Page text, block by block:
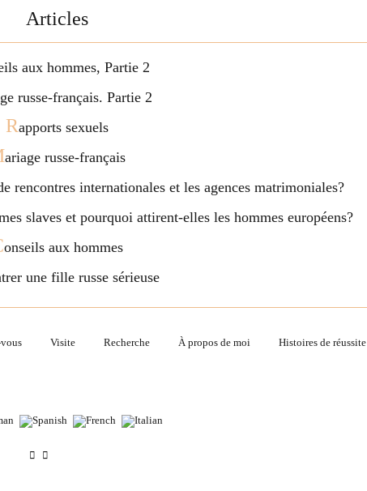
Articles
aux hommes, Partie 2
russe-français. Partie 2
Rapports sexuels
ariage russe-français
rencontres internationales et les agences matrimoniales?
slaves et pourquoi attirent-elles les hommes européens?
onseils aux hommes
une fille russe sérieuse
Visite Recherche À propos de moi Histoires de réussite